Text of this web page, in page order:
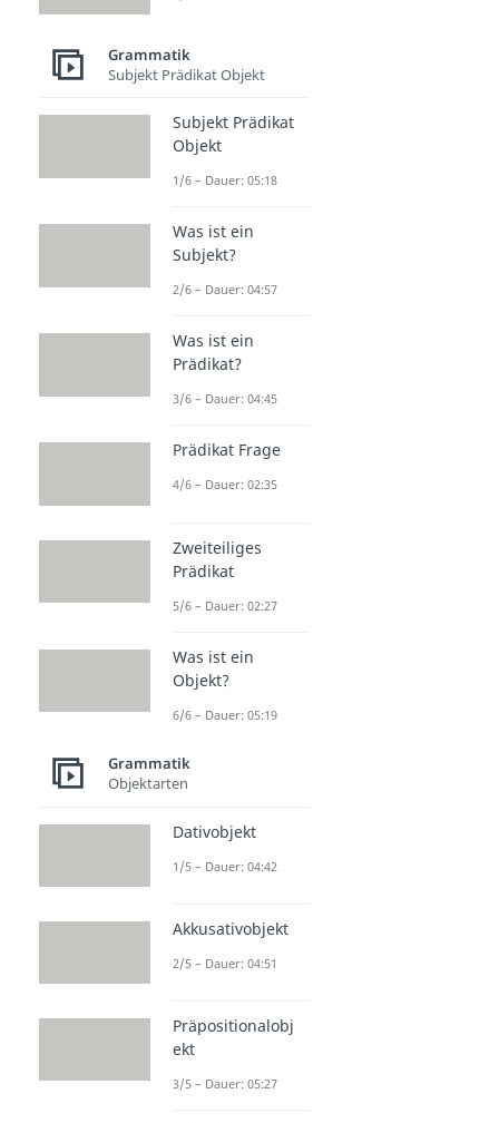
Grammatik
Subjekt Prädikat Objekt
Subjekt Prädikat
Objekt
1/6 – Dauer: 05:18
Was ist ein
Subjekt?
2/6 – Dauer: 04:57
Was ist ein
Prädikat?
3/6 – Dauer: 04:45
Prädikat Frage
4/6 – Dauer: 02:35
Zweiteiliges
Prädikat
5/6 – Dauer: 02:27
Was ist ein
Objekt?
6/6 – Dauer: 05:19
Grammatik
Objektarten
Dativobjekt
1/5 – Dauer: 04:42
Akkusativobjekt
2/5 – Dauer: 04:51
Präpositionalobj
ekt
3/5 – Dauer: 05:27